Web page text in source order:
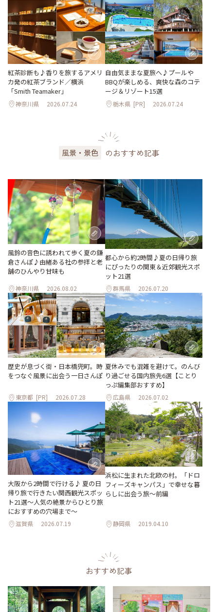
紅茶診断も♪香りを旅するアメリ
カ発の紅茶ブランド／横浜
「Smith Teamaker」
神奈川県 2026.07.24
自由気ままな夏旅へ♪プールや
BBQが楽しめる、爽快な森のコテ
ージ＆リゾート15選
栃木県 [PR] 2026.07.24
風景・景色 のおすすめ記事
風鈴の音色に誘われて歩く夏の鎌
倉さんぽ♪由緒ある社の参拝と老
舗のひんやり甘味も
神奈川県 2026.08.02
都心から約2時間♪夏の日帰り旅
にぴったりの関東＆近郊観光スポ
ット21選
群馬県 2026.07.20
歴史が息づく街・日本橋兜町。時
をつなぐ風景に出会う一日さんぽ
東京都 [PR] 2026.07.28
夏休みでも混雑を避けて。のんび
り過ごせる国内旅先6選【ことり
っぷ編集部おすすめ】
広島県 2026.07.02
大阪から2時間で行ける♪ 夏の日
帰り旅で行きたい関西観光スポッ
ト21選～人気の絶景からひとり旅
におすすめの穴場まで～
滋賀県 2026.07.19
浜松に生まれた北欧の村。「ドロ
フィーズキャンパス」で幸せな暮
らしに出会う旅～前編
静岡県 2019.04.10
おすすめ記事